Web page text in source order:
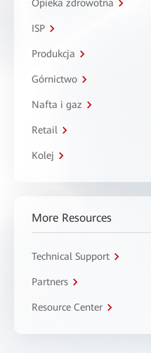
Opieka zdrowotna
ISP
Produkcja
Górnictwo
Nafta i gaz
Retail
Kolej
More Resources
Technical Support
Partners
Resource Center